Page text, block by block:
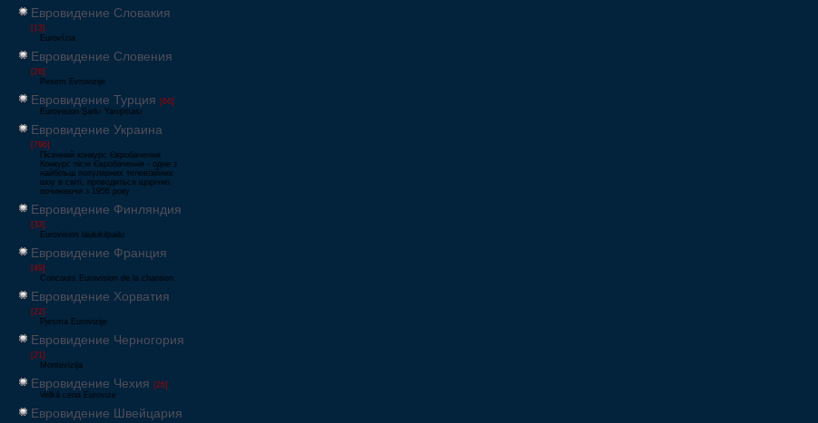
Евровидение Словакия
[13]
Eurovízia
Евровидение Словения
[26]
Pesem Evrovizije
Евровидение Турция [66]
Eurovision Şarkı Yarışması
Евровидение Украина
[796]
Пісенний конкурс Євробачення
Конкурс пісні Євробачення - одне з
найбільш популярних телевізійних
шоу в світі, проводиться щорічно,
починаючи з 1956 року
Евровидение Финляндия
[33]
Eurovision laulukilpailu
Евровидение Франция
[49]
Concours Eurovision de la chanson
Евровидение Хорватия
[22]
Pjesma Eurovizije
Евровидение Черногория
[21]
Montevizija
Евровидение Чехия [26]
Velká cena Eurovize
Евровидение Швейцария